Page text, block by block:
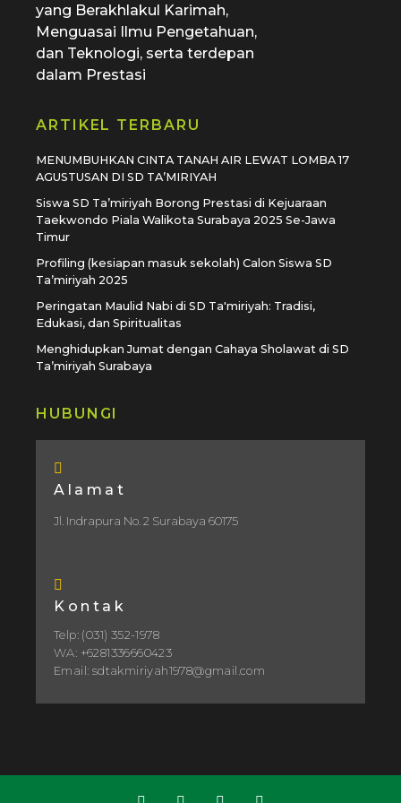
yang Berakhlakul Karimah,
Menguasai Ilmu Pengetahuan,
dan Teknologi, serta terdepan
dalam Prestasi
ARTIKEL TERBARU
MENUMBUHKAN CINTA TANAH AIR LEWAT LOMBA 17
AGUSTUSAN DI SD TA’MIRIYAH
Siswa SD Ta’miriyah Borong Prestasi di Kejuaraan
Taekwondo Piala Walikota Surabaya 2025 Se-Jawa
Timur
Profiling (kesiapan masuk sekolah) Calon Siswa SD
Ta’miriyah 2025
Peringatan Maulid Nabi di SD Ta'miriyah: Tradisi,
Edukasi, dan Spiritualitas
Menghidupkan Jumat dengan Cahaya Sholawat di SD
Ta’miriyah Surabaya
HUBUNGI
Alamat
Jl. Indrapura No. 2 Surabaya 60175
Kontak
Telp: (031) 352-1978
WA: +6281336660423
Email: sdtakmiriyah1978@gmail.com